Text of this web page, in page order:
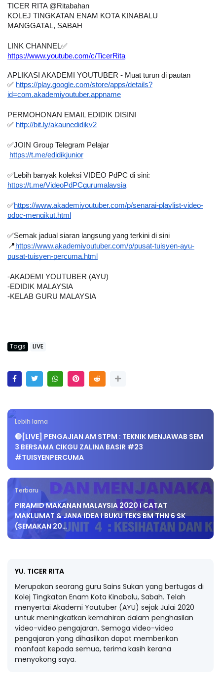
TICER RITA @Ritabahan
KOLEJ TINGKATAN ENAM KOTA KINABALU
MANGGATAL, SABAH
LINK CHANNEL✅
https://www.youtube.com/c/TicerRita
APLIKASI AKADEMI YOUTUBER - Muat turun di pautan
✅ https://play.google.com/store/apps/details?
id=com.akademiyoutuber.appname
PERMOHONAN EMAIL EDIDIK DISINI
✅ http://bit.ly/akaunedidikv2
✅JOIN Group Telegram Pelajar
https://t.me/edidikjunior
✅Lebih banyak koleksi VIDEO PdPC di sini:
https://t.me/VideoPdPCgurumalaysia
✅https://www.akademiyoutuber.com/p/senarai-playlist-video-
pdpc-mengikut.html
✅Semak jadual siaran langsung yang terkini di sini
📍 https://www.akademiyoutuber.com/p/pusat-tuisyen-ayu-
pusat-tuisyen-percuma.html
-AKADEMI YOUTUBER (AYU)
-EDIDIK MALAYSIA
-KELAB GURU MALAYSIA
Tags LIVE
Lebih lama
🔴[LIVE] PENGAJIAN AM STPM : TEKNIK MENJAWAB SEM
3 BERSAMA CIKGU ZALINA BASIR #23
#TUISYENPERCUMA
Terbaru
PIRAMID MAKANAN MALAYSIA 2020 I CATAT
MAKLUMAT & JANA IDEA I BUKU TEKS BM THN 6 SK
(SEMAKAN 20…
YU. TICER RITA
Merupakan seorang guru Sains Sukan yang bertugas di
Kolej Tingkatan Enam Kota Kinabalu, Sabah. Telah
menyertai Akademi Youtuber (AYU) sejak Julai 2020
untuk meningkatkan kemahiran dalam penghasilan
video-video pengajaran. Semoga video-video
pengajaran yang dihasilkan dapat memberikan
manfaat kepada semua, terima kasih kerana
menyokong saya.